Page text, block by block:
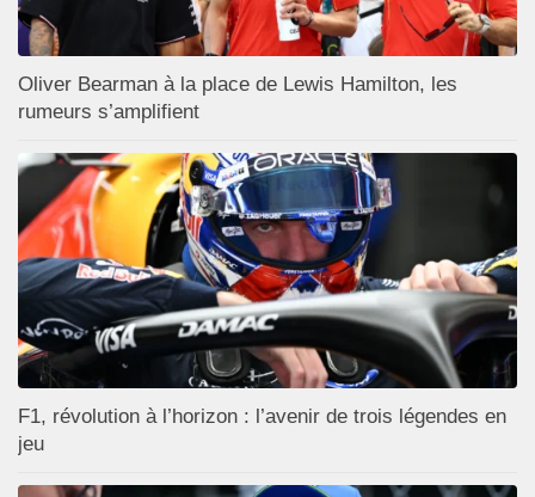
Oliver Bearman à la place de Lewis Hamilton, les
rumeurs s’amplifient
F1, révolution à l’horizon : l’avenir de trois légendes en
jeu